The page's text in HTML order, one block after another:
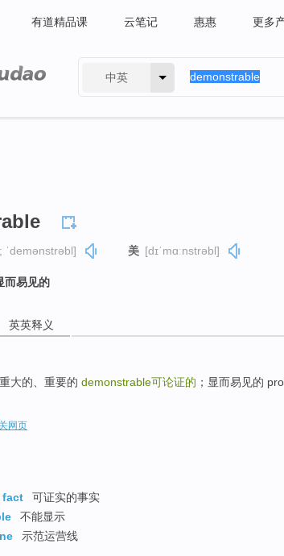
有道精品课 云笔记 惠惠 更多
中英
ˈdemənstrəbl] 美 [dɪˈmɑːnstrəbl]
而易见的
英英释义
大的、重要的 demonstrable可论证的 ；显而易见的
网页
fact
可证实的事实
不能显示
示范运营线